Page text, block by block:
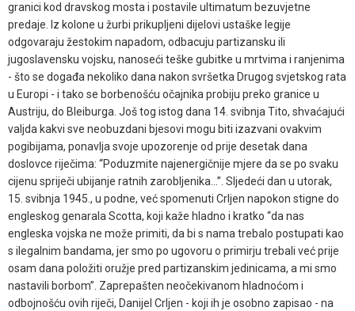
granici kod dravskog mosta i postavile ultimatum bezuvjetne
predaje. Iz kolone u žurbi prikupljeni dijelovi ustaške legije
odgovaraju žestokim napadom, odbacuju partizansku ili
jugoslavensku vojsku, nanoseći teške gubitke u mrtvima i ranjenima
- što se događa nekoliko dana nakon svršetka Drugog svjetskog rata
u Europi - i tako se borbenošću očajnika probiju preko granice u
Austriju, do Bleiburga. Još tog istog dana 14. svibnja Tito, shvaćajući
valjda kakvi sve neobuzdani bjesovi mogu biti izazvani ovakvim
pogibijama, ponavlja svoje upozorenje od prije desetak dana
doslovce riječima: “Poduzmite najenergičnije mjere da se po svaku
cijenu spriječi ubijanje ratnih zarobljenika...”. Sljedeći dan u utorak,
15. svibnja 1945., u podne, već spomenuti Crljen napokon stigne do
engleskog genarala Scotta, koji kaže hladno i kratko “da nas
engleska vojska ne može primiti, da bi s nama trebalo postupati kao
s ilegalnim bandama, jer smo po ugovoru o primirju trebali već prije
osam dana položiti oružje pred partizanskim jedinicama, a mi smo
nastavili borbom”. Zaprepašten neočekivanom hladnoćom i
odbojnošću ovih riječi, Danijel Crljen - koji ih je osobno zapisao - na